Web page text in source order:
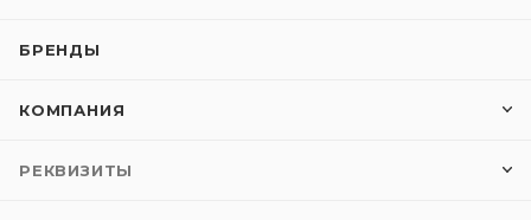
БРЕНДЫ
КОМПАНИЯ
РЕКВИЗИТЫ